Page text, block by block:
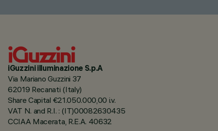
iGuzzini illuminazione S.p.A
Via Mariano Guzzini 37
62019 Recanati (Italy)
Share Capital €21.050.000,00 i.v.
VAT N. and R.I. : (IT)00082630435
CCIAA Macerata, R.E.A. 40632